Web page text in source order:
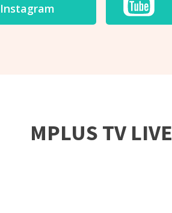
Instagram
MPLUS TV LIVE